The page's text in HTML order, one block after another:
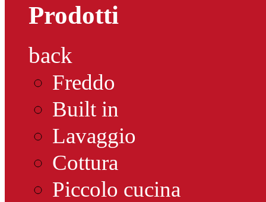
Prodotti
back
Freddo
Built in
Lavaggio
Cottura
Piccolo cucina